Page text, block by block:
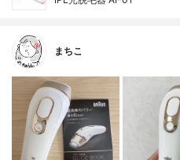
まちこ